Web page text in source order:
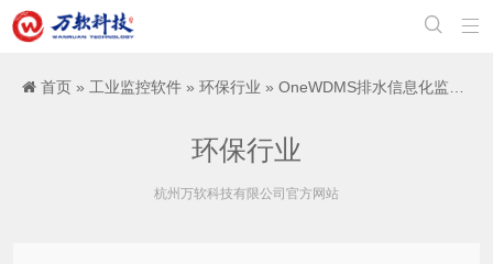


首页 » 工业监控软件 » 环保行业 » OneWDMS排水信息化监控管理系统
环保行业
杭州万软科技有限公司官方网站